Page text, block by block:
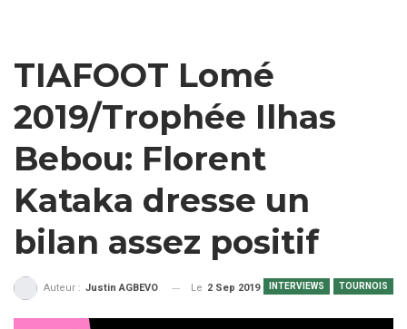
TIAFOOT Lomé
2019/Trophée Ilhas
Bebou: Florent
Kataka dresse un
bilan assez positif
INTERVIEWS TOURNOIS
Auteur : Justin AGBEVO Le 2 Sep 2019